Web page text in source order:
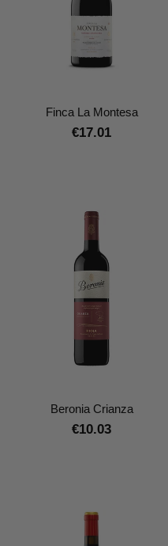
Finca La Montesa
€17.01
Beronia Crianza
€10.03